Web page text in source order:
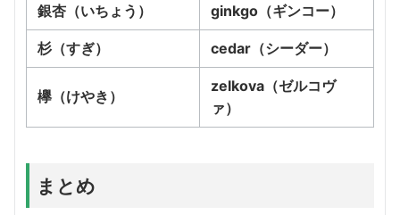
銀杏（いちょう） ginkgo（ギンコー）
杉（すぎ） cedar（シーダー）
欅（けやき）
zelkova（ゼルコヴ
ァ）
まとめ